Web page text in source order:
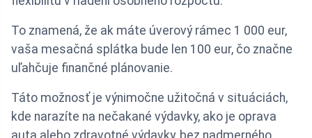
To znamená, že ak máte úverový rámec 1 000 eur,
vaša mesačná splátka bude len 100 eur, čo značne
uľahčuje finančné plánovanie.
Táto možnosť je výnimočne užitočná v situáciách,
kde narazíte na nečakané výdavky, ako je oprava
auta alebo zdravotné výdavky, bez nadmerného